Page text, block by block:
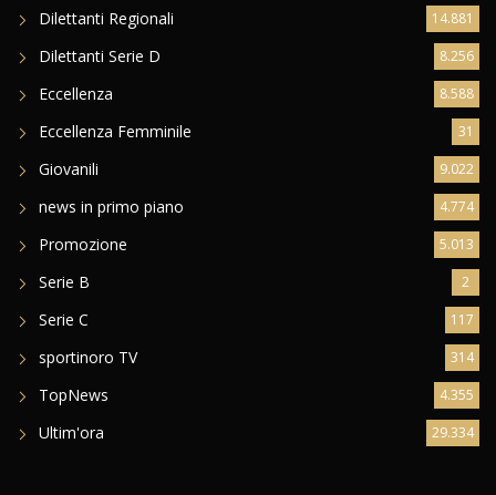
Dilettanti Regionali 14.881
Dilettanti Serie D 8.256
Eccellenza 8.588
Eccellenza Femminile 31
Giovanili 9.022
news in primo piano 4.774
Promozione 5.013
Serie B 2
Serie C 117
sportinoro TV 314
TopNews 4.355
Ultim'ora 29.334